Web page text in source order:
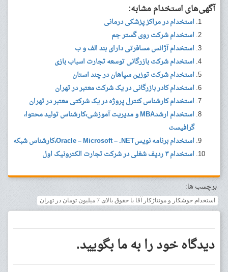
آگهی‌های استخدام مشابه:
استخدام در مراکز پزشکی درمانی
استخدام شرکت روی گستر جم
استخدام آژانس مسافرتی دارای بند الف و ب
استخدام شرکت بازرگانی توسعه تجارت اسباب بازی
استخدام شرکت توزین سپاهان در چند استان
استخدام کادر بازرگانی در یک شرکت معتبر در تهران
استخدام کارشناس کنترل پروژه در یک شرکتی معتبر در تهران
استخدام ارشدMBA و مدیریت آموزشی،کارشناس تولید محتوا،
گرافیست
استخدام برنامه نویسOracle – Microsoft – .NET،کارشناس شبکه
استخدام ۳ ردیف شغلی در شرکت تجارت الکترونیک اول
برچسب ها:
استخدام جوشکار و مونتاژکار آقا با حقوق بالای 7 میلیون تومان در تهران
دیدگاه خود را به ما بگویید.